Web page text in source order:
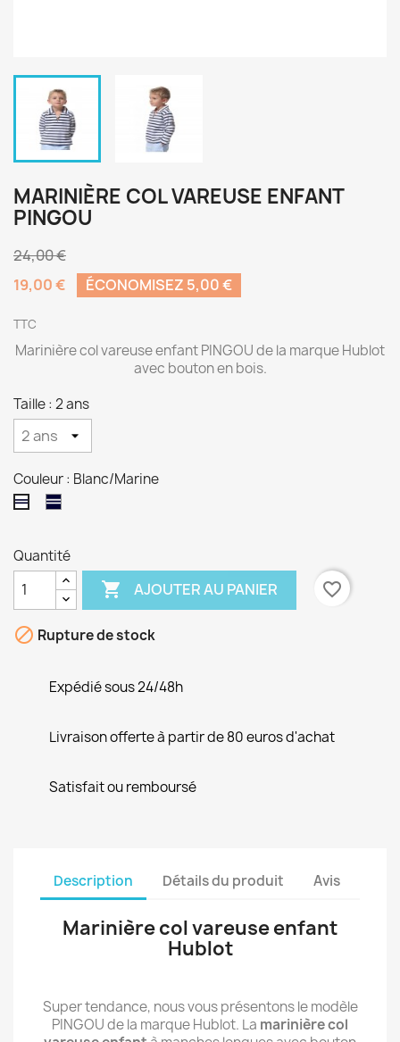
MARINIÈRE COL VAREUSE ENFANT
PINGOU
24,00 €
19,00 €
ÉCONOMISEZ 5,00 €
TTC
Marinière col vareuse enfant PINGOU de la marque Hublot
avec bouton en bois.
Taille : 2 ans
Couleur : Blanc/Marine
Blanc/Marine
Marine/Blanc
Quantité
 AJOUTER AU PANIER favorite_border
 Rupture de stock
Expédié sous 24/48h
Livraison offerte à partir de 80 euros d'achat
Satisfait ou remboursé
Description Détails du produit Avis
Marinière col vareuse enfant
Hublot
Super tendance, nous vous présentons le modèle
PINGOU de la marque Hublot. La marinière col